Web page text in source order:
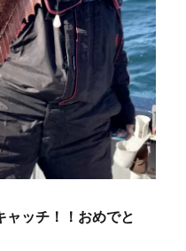
ッチ！！おめでと